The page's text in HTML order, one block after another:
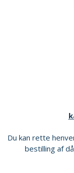
Du kan rette
bestilling af